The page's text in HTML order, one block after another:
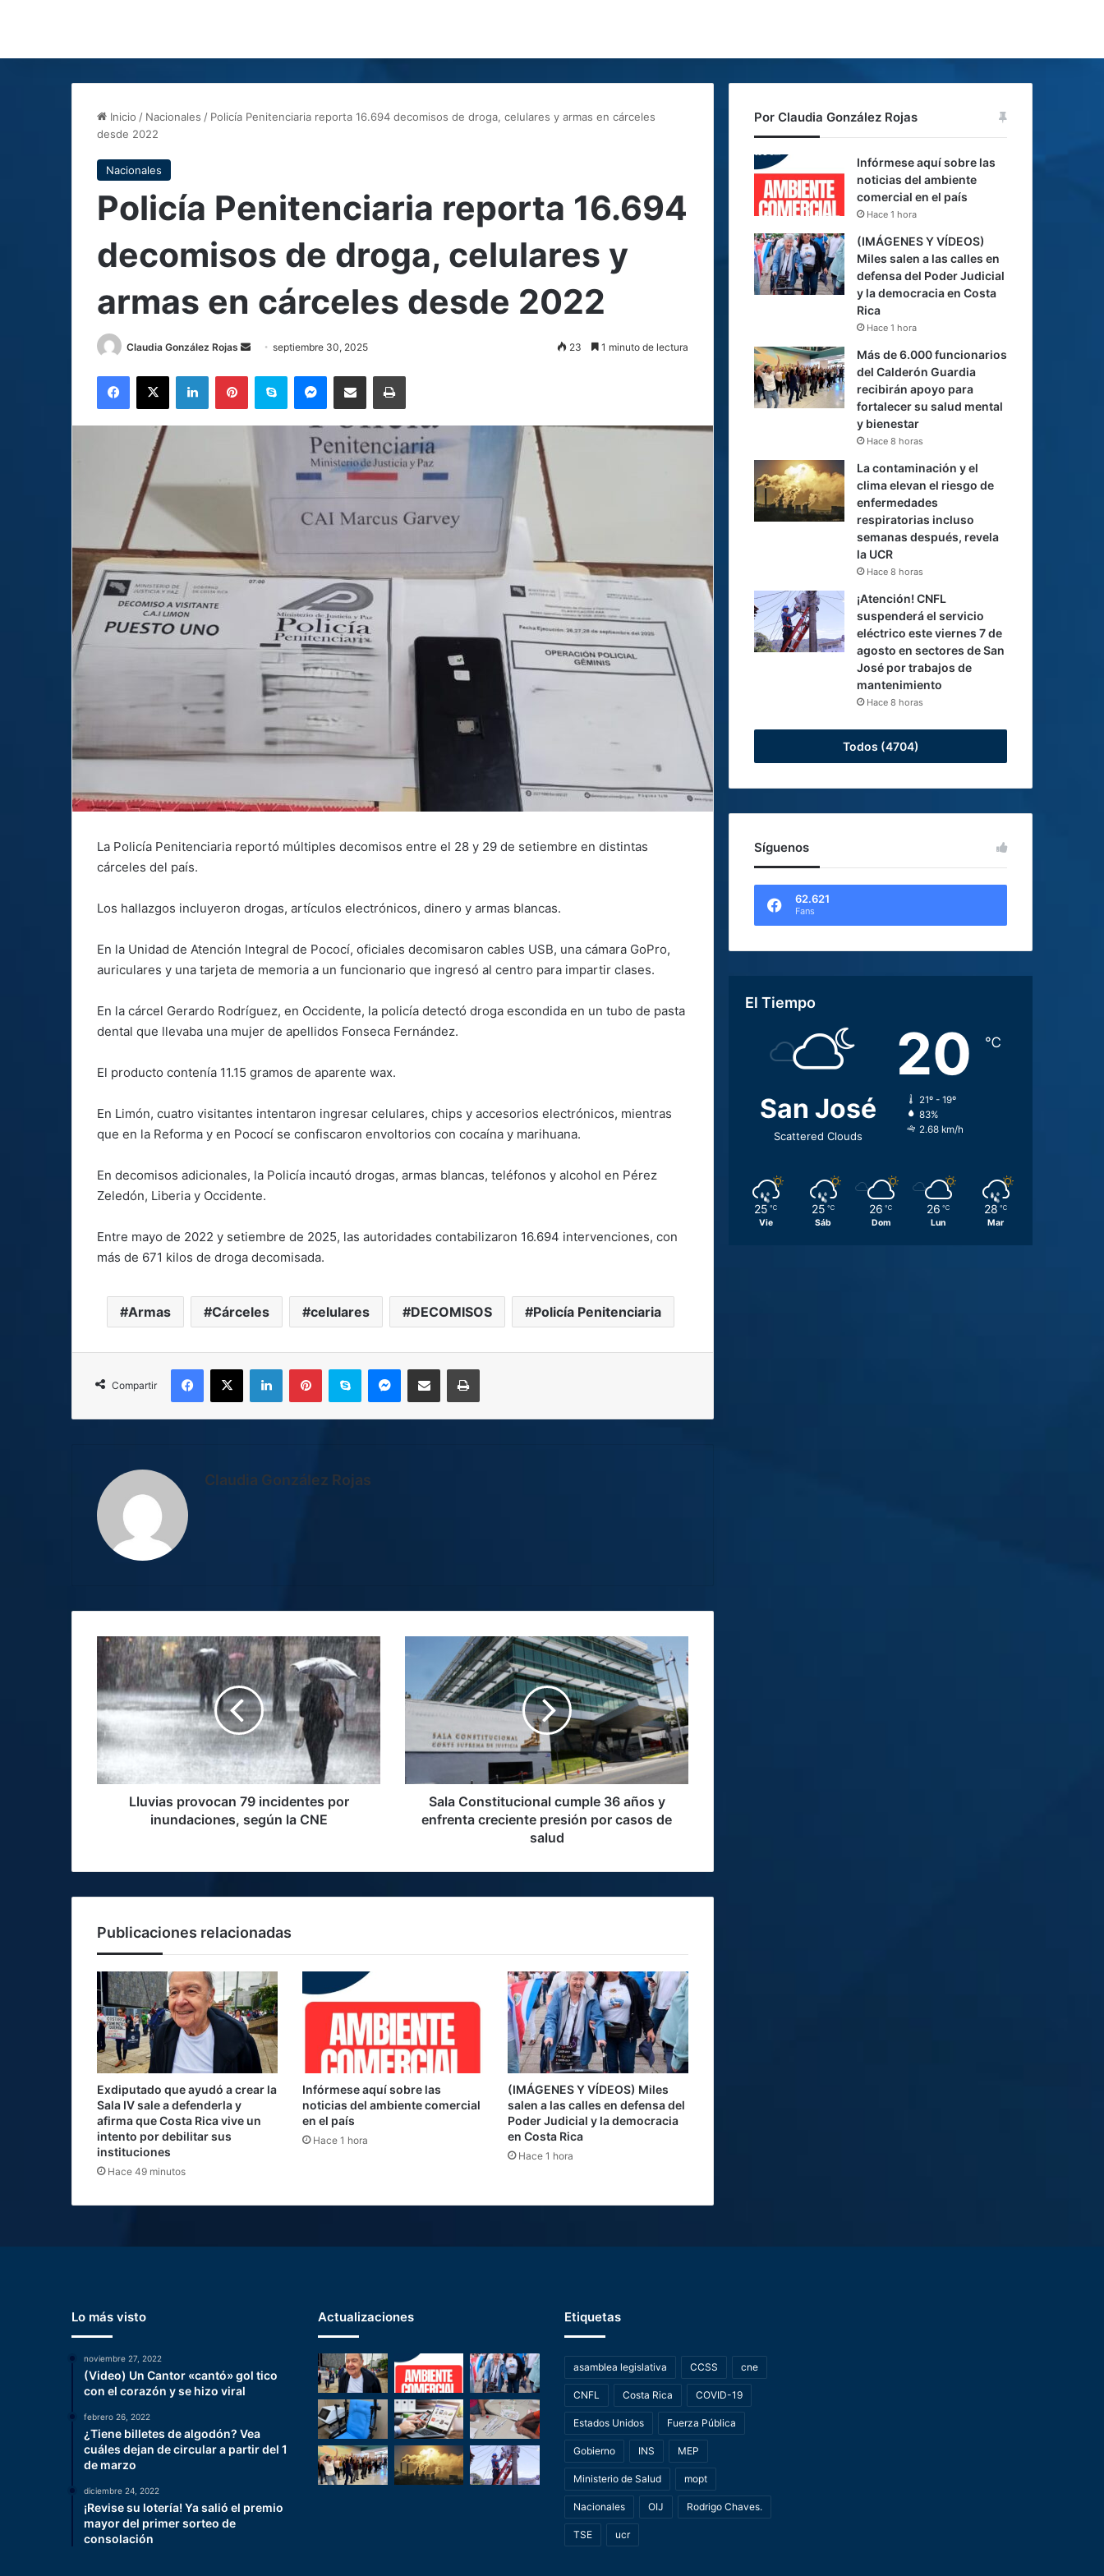
Inicio / Nacionales / Policía Penitenciaria reporta 16.694 decomisos de droga, celulares y armas en cárceles
desde 2022
Nacionales
Policía Penitenciaria reporta 16.694
decomisos de droga, celulares y
armas en cárceles desde 2022
Claudia González Rojas
Send
email
septiembre 30, 2025 23 1 minuto de lectura
Facebook
X LinkedInPinterestSkype MessengerCompartir por correo electrónicoImprimir
La Policía Penitenciaria reportó múltiples decomisos entre el 28 y 29 de setiembre en distintas
cárceles del país.
Los hallazgos incluyeron drogas, artículos electrónicos, dinero y armas blancas.
En la Unidad de Atención Integral de Pococí, oficiales decomisaron cables USB, una cámara GoPro,
auriculares y una tarjeta de memoria a un funcionario que ingresó al centro para impartir clases.
En la cárcel Gerardo Rodríguez, en Occidente, la policía detectó droga escondida en un tubo de pasta
dental que llevaba una mujer de apellidos Fonseca Fernández.
El producto contenía 11.15 gramos de aparente wax.
En Limón, cuatro visitantes intentaron ingresar celulares, chips y accesorios electrónicos, mientras
que en la Reforma y en Pococí se confiscaron envoltorios con cocaína y marihuana.
En decomisos adicionales, la Policía incautó drogas, armas blancas, teléfonos y alcohol en Pérez
Zeledón, Liberia y Occidente.
Entre mayo de 2022 y setiembre de 2025, las autoridades contabilizaron 16.694 intervenciones, con
más de 671 kilos de droga decomisada.
Armas Cárceles celulares DECOMISOS Policía Penitenciaria
Compartir
Facebook
X LinkedInPinterestSkype MessengerCompartir por correo electrónicoImprimir
Claudia González Rojas
Lluvias
provocan
79
incidentes
por
inundaciones,
según
CNE
Lluvias provocan 79 incidentes por
inundaciones, según la CNE
Constitucional
cumple
36
años
enfrenta
presión
casos
Sala Constitucional cumple 36 años y
enfrenta creciente presión por casos de
salud
Publicaciones relacionadas
Exdiputado que ayudó a crear la
Sala IV sale a defenderla y
afirma que Costa Rica vive un
intento por debilitar sus
instituciones
Hace 49 minutos
Infórmese aquí sobre las
noticias del ambiente comercial
en el país
Hace 1 hora
(IMÁGENES Y VÍDEOS) Miles
salen a las calles en defensa del
Poder Judicial y la democracia
en Costa Rica
Hace 1 hora
Por Claudia González Rojas
Infórmese aquí sobre las
noticias del ambiente
comercial en el país
Hace 1 hora
(IMÁGENES Y VÍDEOS)
Miles salen a las calles en
defensa del Poder Judicial
y la democracia en Costa
Rica
Hace 1 hora
Más de 6.000 funcionarios
del Calderón Guardia
recibirán apoyo para
fortalecer su salud mental
y bienestar
Hace 8 horas
La contaminación y el
clima elevan el riesgo de
enfermedades
respiratorias incluso
semanas después, revela
la UCR
Hace 8 horas
¡Atención! CNFL
suspenderá el servicio
eléctrico este viernes 7 de
agosto en sectores de San
José por trabajos de
mantenimiento
Hace 8 horas
Todos (4704)
Síguenos
62.621
Fans
El Tiempo
San José
Scattered Clouds
20 ℃
21º - 19º
83%
2.68 km/h
25 ℃
Vie
25 ℃
Sáb
26 ℃
Dom
26 ℃
Lun
28 ℃
Mar
Lo más visto
noviembre 27, 2022
(Video) Un Cantor «cantó» gol tico
con el corazón y se hizo viral
febrero 26, 2022
¿Tiene billetes de algodón? Vea
cuáles dejan de circular a partir del 1
de marzo
diciembre 24, 2022
¡Revise su lotería! Ya salió el premio
mayor del primer sorteo de
consolación
Actualizaciones Etiquetas
asamblea legislativa CCSS cne
CNFL Costa Rica COVID-19
Estados Unidos Fuerza Pública
Gobierno INS MEP
Ministerio de Salud mopt
Nacionales OIJ Rodrigo Chaves.
TSE ucr